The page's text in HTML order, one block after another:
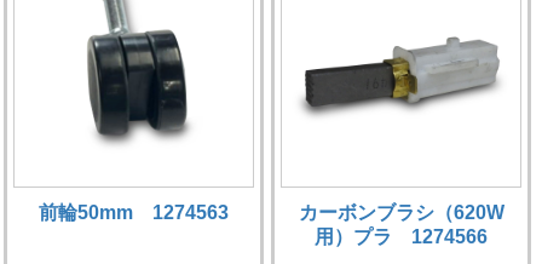
前輪50mm 1274563
カーボンブラシ（620W
用）プラ 1274566